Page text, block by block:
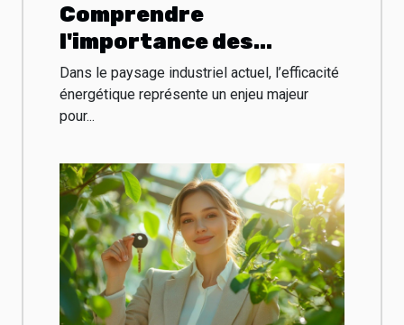
Comprendre
l'importance des
tableautiers industriels
dans l'optimisation
énergétique
Dans le paysage industriel actuel, l’efficacité
énergétique représente un enjeu majeur
pour...